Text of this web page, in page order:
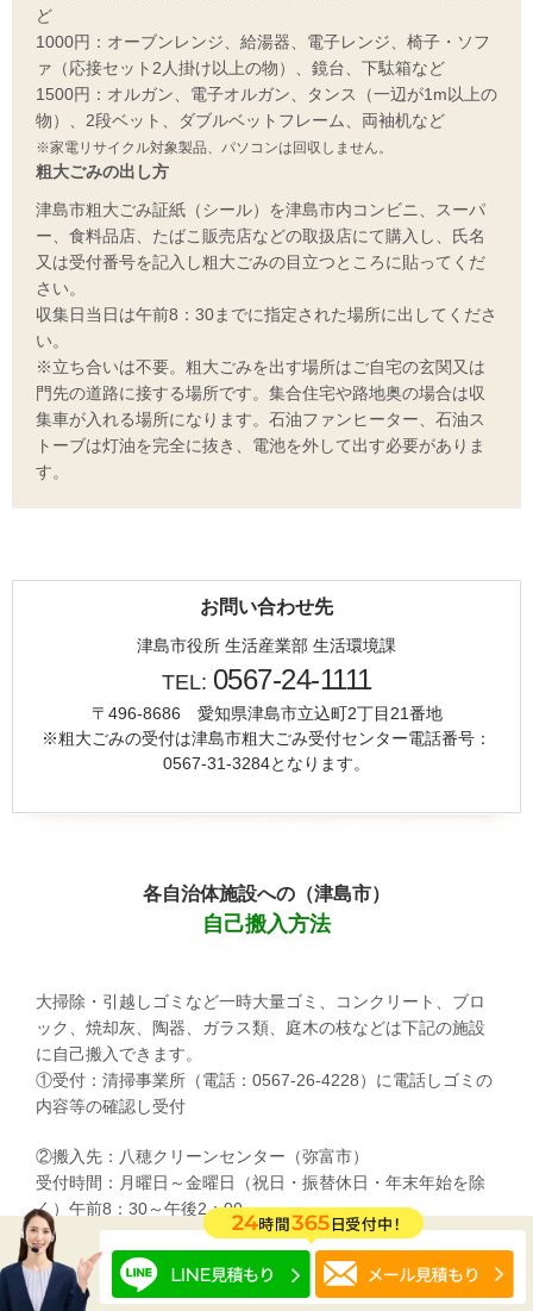
ど
1000円：オーブンレンジ、給湯器、電子レンジ、椅子・ソフ
ァ（応接セット2人掛け以上の物）、鏡台、下駄箱など
1500円：オルガン、電子オルガン、タンス（一辺が1m以上の
物）、2段ベット、ダブルベットフレーム、両袖机など
※家電リサイクル対象製品、パソコンは回収しません。
粗大ごみの出し方
津島市粗大ごみ証紙（シール）を津島市内コンビニ、スーパ
ー、食料品店、たばこ販売店などの取扱店にて購入し、氏名
又は受付番号を記入し粗大ごみの目立つところに貼ってくだ
さい。
収集日当日は午前8：30までに指定された場所に出してくださ
い。
※立ち合いは不要。粗大ごみを出す場所はご自宅の玄関又は
門先の道路に接する場所です。集合住宅や路地奥の場合は収
集車が入れる場所になります。石油ファンヒーター、石油ス
トーブは灯油を完全に抜き、電池を外して出す必要がありま
す。
お問い合わせ先
津島市役所 生活産業部 生活環境課
TEL: 0567-24-1111
〒496-8686 愛知県津島市立込町2丁目21番地
※粗大ごみの受付は津島市粗大ごみ受付センター電話番号：
0567-31-3284となります。
各自治体施設への（津島市）
自己搬入方法
大掃除・引越しゴミなど一時大量ゴミ、コンクリート、ブロ
ック、焼却灰、陶器、ガラス類、庭木の枝などは下記の施設
に自己搬入できます。
①受付：清掃事業所（電話：0567-26-4228）に電話しゴミの
内容等の確認し受付
②搬入先：八穂クリーンセンター（弥富市）
受付時間：月曜日～金曜日（祝日・振替休日・年末年始を除
く）午前8：30～午後2：00
手数料：200円／10kg